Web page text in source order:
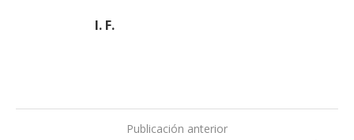
I. F.
Publicación anterior